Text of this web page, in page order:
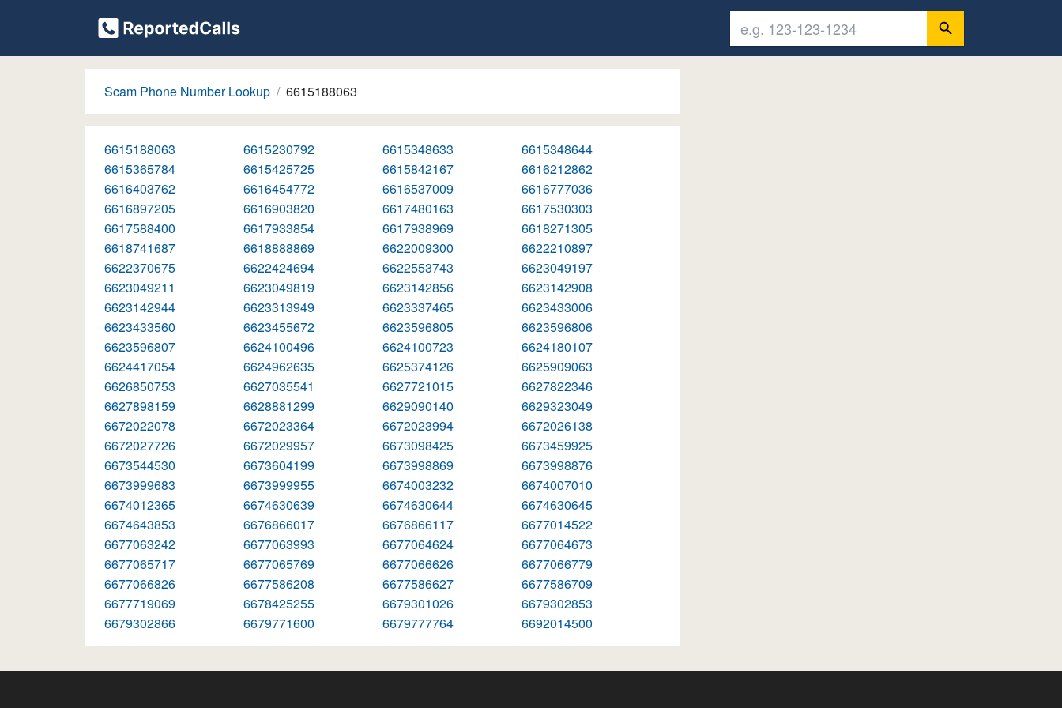
Scam Phone Number Lookup 6615188063
6615188063 6615230792 6615348633
6615348644
6615365784
6615425725 6615842167
6616212862
6616403762
6616454772 6616537009
6616777036
6616897205
6616903820 6617480163
6617530303
6617588400
6617933854 6617938969
6618271305
6618741687
6618888869 6622009300
6622210897
6622370675
6622424694 6622553743
6623049197
6623049211
6623049819 6623142856
6623142908
6623142944
6623313949 6623337465
6623433006
6623433560
6623455672 6623596805
6623596806
6623596807
6624100496 6624100723
6624180107
6624417054
6624962635 6625374126
6625909063
6626850753
6627035541 6627721015
6627822346
6627898159
6628881299 6629090140
6629323049
6672022078
6672023364 6672023994
6672026138
6672027726
6672029957 6673098425
6673459925
6673544530
6673604199 6673998869
6673998876
6673999683
6673999955 6674003232
6674007010
6674012365
6674630639 6674630644
6674630645
6674643853
6676866017 6676866117
6677014522
6677063242
6677063993 6677064624
6677064673
6677065717
6677065769 6677066626
6677066779
6677066826
6677586208 6677586627
6677586709
6677719069
6678425255 6679301026
6679302853
6679302866
6679771600 6679777764 6692014500